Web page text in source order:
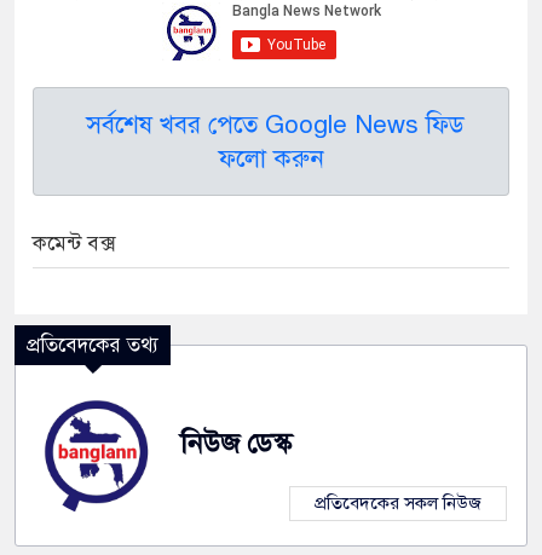
সর্বশেষ খবর পেতে Google News ফিড
ফলো করুন
কমেন্ট বক্স
প্রতিবেদকের তথ্য
নিউজ ডেস্ক
প্রতিবেদকের সকল নিউজ